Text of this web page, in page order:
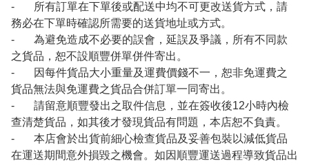
- 所有訂單在下單後或配送中均不可更改送貨方式，請
務必在下單時確認所需要的送貨地址或方式。
- 為避免造成不必要的誤會，延誤及爭議，所有不同款
之貨品，恕不設順豐併單併件寄出。
- 因每件貨品大小重量及運費價錢不一，恕非免運費之
貨品無法與免運費之貨品合併訂單一同寄出。
- 請留意順豐發出之取件信息，並在簽收後12小時內檢
查清楚貨品，如其後才發現貨品有問題，本店恕不負責。
- 本店會於出貨前細心檢查貨品及妥善包裝以減低貨品
在運送期間意外損毀之機會。如因順豐運送過程導致貨品出